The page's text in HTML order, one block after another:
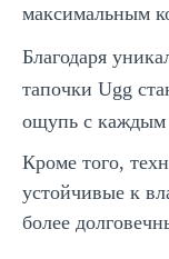
максимальным
Благодаря
тапочки Ugg
ощупь с каждым
Кроме того,
устойчивые к
более